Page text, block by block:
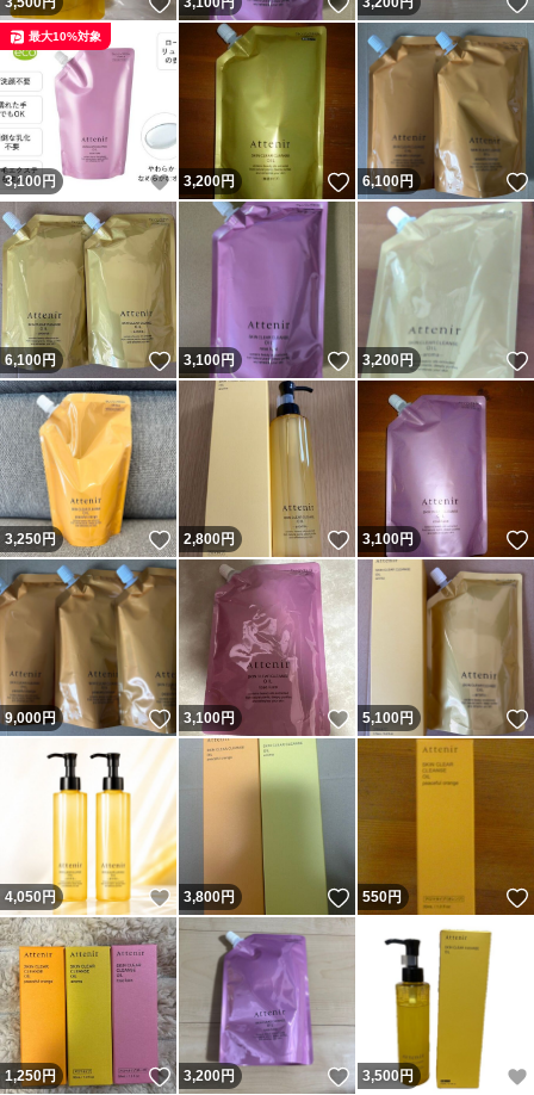
3,100 円 いいね！
最大10%対象
3,200円 いいね！
6,100円
6,100円 いいね！
3,100円 いいね！
3,200円
3,250円 いいね！
2,800円 いいね！
3,100円
9,000円 いいね！
3,100円 いいね！
5,100円
4,050円 いいね！
3,800円 いいね！
550円
1,250円 いいね！
3,200円 いいね！
3,500円